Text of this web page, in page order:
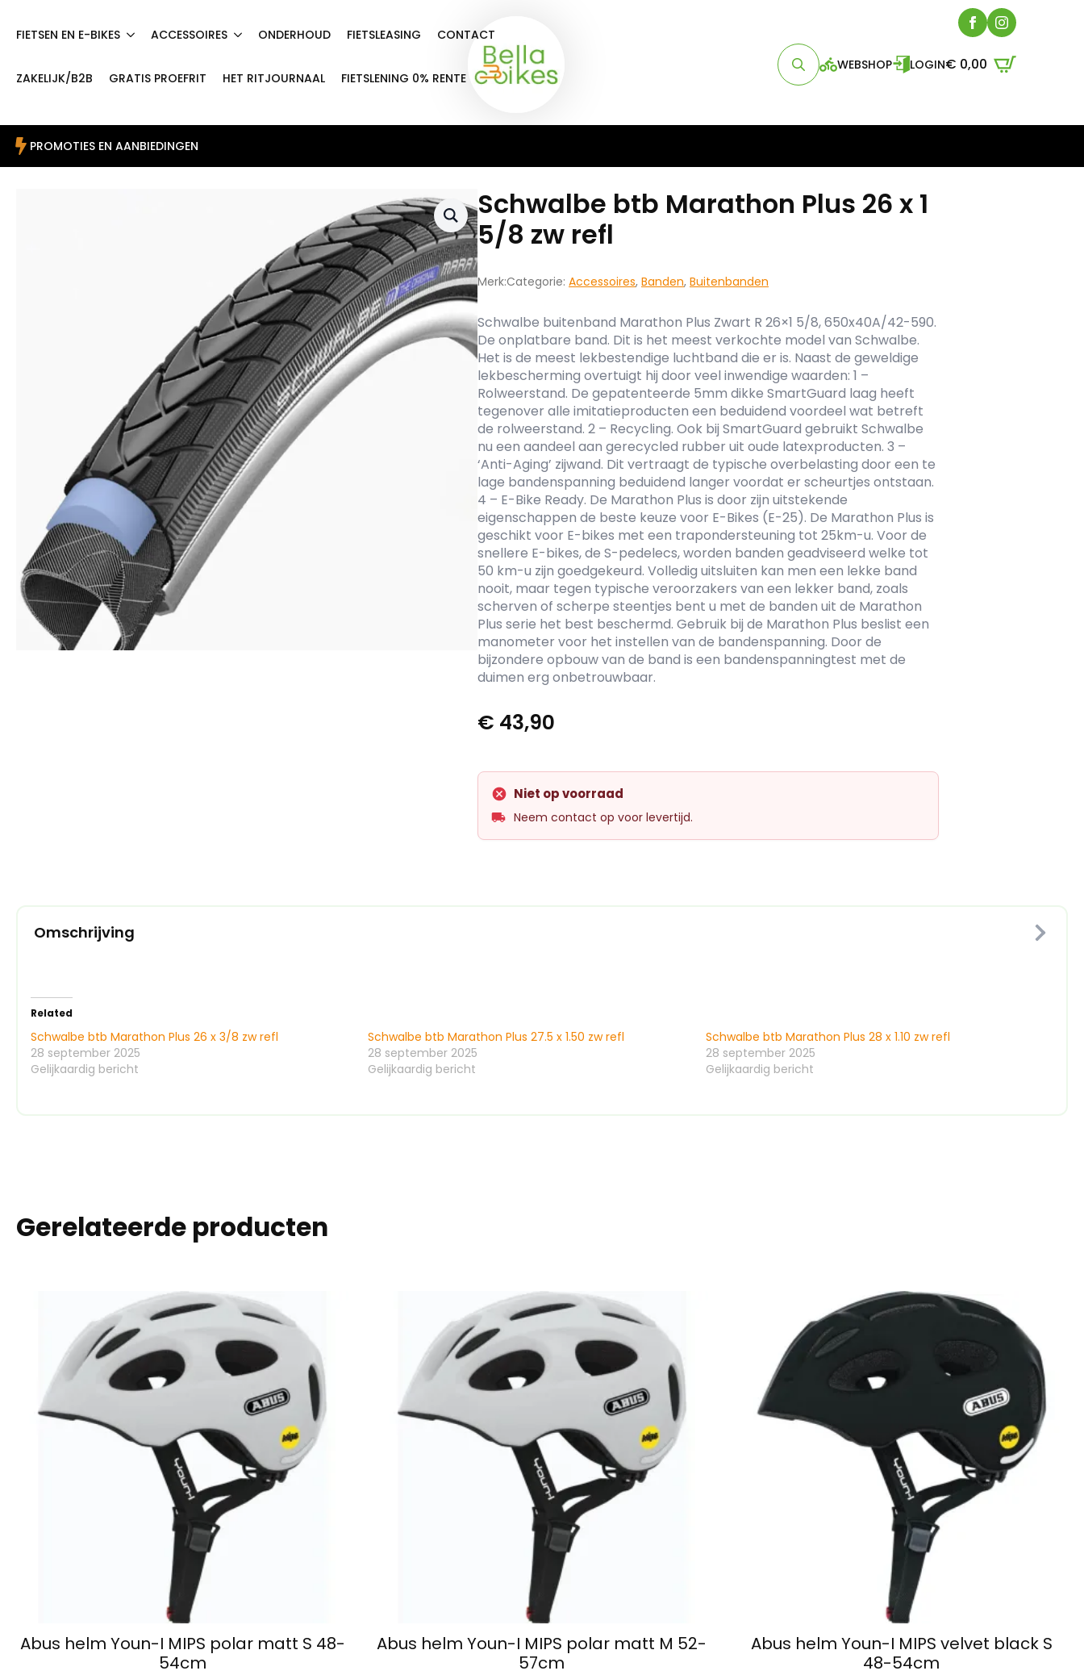
FIETSEN EN E-BIKES ACCESSOIRES ONDERHOUD FIETSLEASING CONTACT
ZAKELIJK/B2B GRATIS PROEFRIT HET RITJOURNAAL FIETSLENING 0% RENTE
WEBSHOP LOGIN€ 0,00
PROMOTIES EN AANBIEDINGEN
Schwalbe btb Marathon Plus 26 x 1
5/8 zw refl
Merk:Categorie: Accessoires, Banden, Buitenbanden
Schwalbe buitenband Marathon Plus Zwart R 26×1 5/8, 650x40A/42-590.
De onplatbare band. Dit is het meest verkochte model van Schwalbe.
Het is de meest lekbestendige luchtband die er is. Naast de geweldige
lekbescherming overtuigt hij door veel inwendige waarden: 1 –
Rolweerstand. De gepatenteerde 5mm dikke SmartGuard laag heeft
tegenover alle imitatieproducten een beduidend voordeel wat betreft
de rolweerstand. 2 – Recycling. Ook bij SmartGuard gebruikt Schwalbe
nu een aandeel aan gerecycled rubber uit oude latexproducten. 3 –
‘Anti-Aging’ zijwand. Dit vertraagt de typische overbelasting door een te
lage bandenspanning beduidend langer voordat er scheurtjes ontstaan.
4 – E-Bike Ready. De Marathon Plus is door zijn uitstekende
eigenschappen de beste keuze voor E-Bikes (E-25). De Marathon Plus is
geschikt voor E-bikes met een trapondersteuning tot 25km-u. Voor de
snellere E-bikes, de S-pedelecs, worden banden geadviseerd welke tot
50 km-u zijn goedgekeurd. Volledig uitsluiten kan men een lekke band
nooit, maar tegen typische veroorzakers van een lekker band, zoals
scherven of scherpe steentjes bent u met de banden uit de Marathon
Plus serie het best beschermd. Gebruik bij de Marathon Plus beslist een
manometer voor het instellen van de bandenspanning. Door de
bijzondere opbouw van de band is een bandenspanningtest met de
duimen erg onbetrouwbaar.
€ 43,90
Niet op voorraad
Neem contact op voor levertijd.
Omschrijving
Related
Schwalbe btb Marathon Plus 26 x 3/8 zw refl
28 september 2025
Gelijkaardig bericht
Schwalbe btb Marathon Plus 27.5 x 1.50 zw refl
28 september 2025
Gelijkaardig bericht
Schwalbe btb Marathon Plus 28 x 1.10 zw refl
28 september 2025
Gelijkaardig bericht
Gerelateerde producten
Abus helm Youn-I MIPS polar matt S 48-
54cm
Abus helm Youn-I MIPS polar matt M 52-
57cm
Abus helm Youn-I MIPS velvet black S
48-54cm